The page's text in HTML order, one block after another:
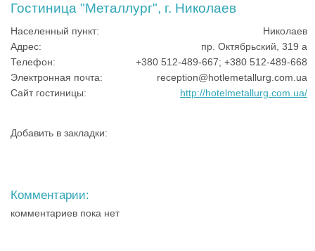
Гостиница "Металлург", г. Николаев
Населенный пункт:
Николаев
Адрес:
пр. Октябрьский, 319 а
Телефон:
+380 512-489-667; +380 512-489-668
Электронная почта:
reception@hotlemetallurg.com.ua
Сайт гостиницы:
http://hotelmetallurg.com.ua/
Добавить в закладки:
Комментарии:
комментариев пока нет